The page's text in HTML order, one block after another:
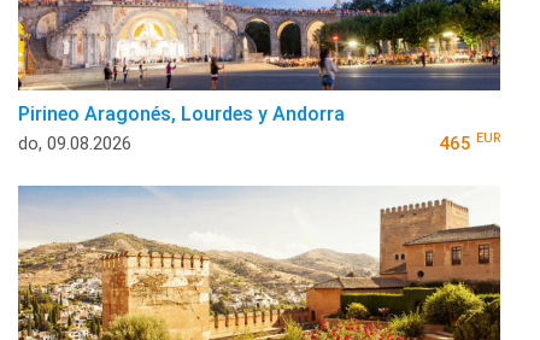
Pirineo Aragonés, Lourdes y Andorra
do, 09.08.2026 465 EUR